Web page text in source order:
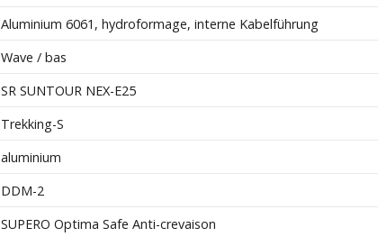
Aluminium 6061, hydroformage, interne Kabelführung
Wave / bas
SR SUNTOUR NEX-E25
Trekking-S
aluminium
DDM-2
SUPERO Optima Safe Anti-crevaison